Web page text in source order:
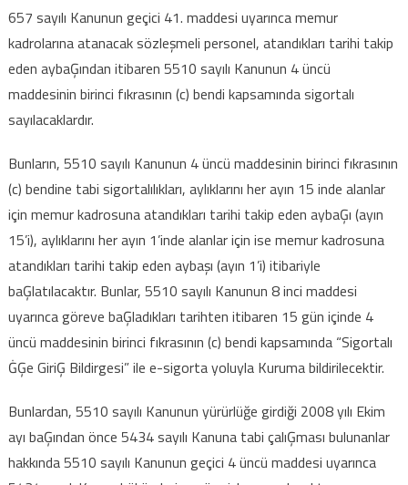
657 sayılı Kanunun geçici 41. maddesi uyarınca memur
kadrolarına atanacak sözleşmeli personel, atandıkları tarihi takip
eden aybaĢından itibaren 5510 sayılı Kanunun 4 üncü
maddesinin birinci fıkrasının (c) bendi kapsamında sigortalı
sayılacaklardır.
Bunların, 5510 sayılı Kanunun 4 üncü maddesinin birinci fıkrasının
(c) bendine tabi sigortalılıkları, aylıklarını her ayın 15 inde alanlar
için memur kadrosuna atandıkları tarihi takip eden aybaĢı (ayın
15’i), aylıklarını her ayın 1’inde alanlar için ise memur kadrosuna
atandıkları tarihi takip eden aybaşı (ayın 1’i) itibariyle
baĢlatılacaktır. Bunlar, 5510 sayılı Kanunun 8 inci maddesi
uyarınca göreve baĢladıkları tarihten itibaren 15 gün içinde 4
üncü maddesinin birinci fıkrasının (c) bendi kapsamında “Sigortalı
ĠĢe GiriĢ Bildirgesi” ile e-sigorta yoluyla Kuruma bildirilecektir.
Bunlardan, 5510 sayılı Kanunun yürürlüğe girdiği 2008 yılı Ekim
ayı baĢından önce 5434 sayılı Kanuna tabi çalıĢması bulunanlar
hakkında 5510 sayılı Kanunun geçici 4 üncü maddesi uyarınca